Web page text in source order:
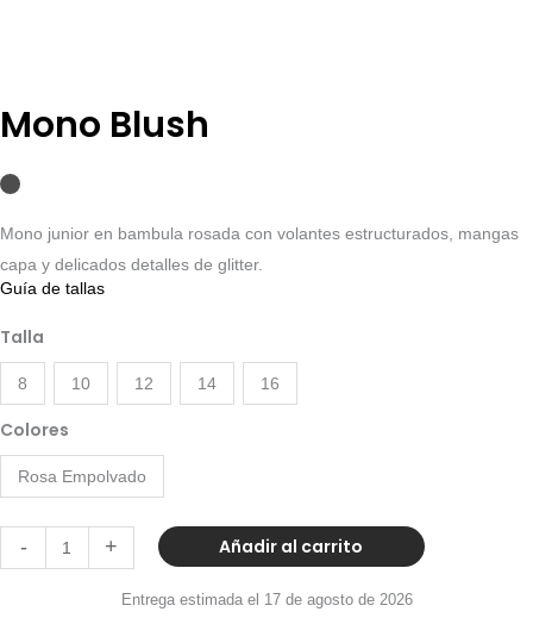
Mono Blush
Mono junior en bambula rosada con volantes estructurados, mangas
capa y delicados detalles de glitter.
Guía de tallas
Talla
8 10 12 14 16
Colores
Rosa Empolvado
-
Blush
+ Añadir al carrito
Entrega estimada el 17 de agosto de 2026